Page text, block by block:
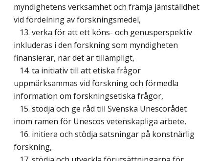
myndighetens verksamhet och främja jämställdhet
vid fördelning av forskningsmedel,
13. verka för att ett köns- och genusperspektiv
inkluderas i den forskning som myndigheten
finansierar, när det är tillämpligt,
14. ta initiativ till att etiska frågor
uppmärksammas vid forskning och förmedla
information om forskningsetiska frågor,
15. stödja och ge råd till Svenska Unescorådet
inom ramen för Unescos vetenskapliga arbete,
16. initiera och stödja satsningar på konstnärlig
forskning,